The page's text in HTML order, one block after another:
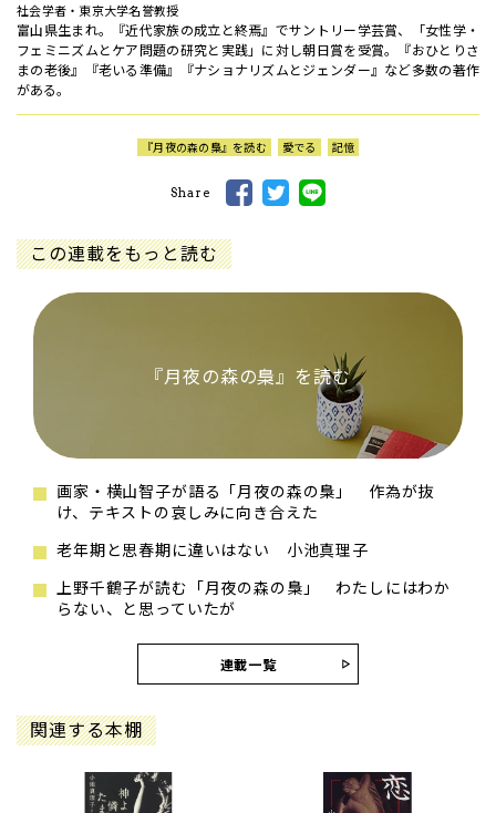
社会学者・東京大学名誉教授
富山県生まれ。『近代家族の成立と終焉』でサントリー学芸賞、「女性学・
フェミニズムとケア問題の研究と実践」に対し朝日賞を受賞。『おひとりさ
まの老後』『老いる準備』『ナショナリズムとジェンダー』など多数の著作
がある。
『月夜の森の梟』を読む 愛でる 記憶
Share
この連載をもっと読む
『月夜の森の梟』を読む
画家・横山智子が語る「月夜の森の梟」 作為が抜
け、テキストの哀しみに向き合えた
老年期と思春期に違いはない 小池真理子
上野千鶴子が読む「月夜の森の梟」 わたしにはわか
らない、と思っていたが
連載一覧
関連する本棚